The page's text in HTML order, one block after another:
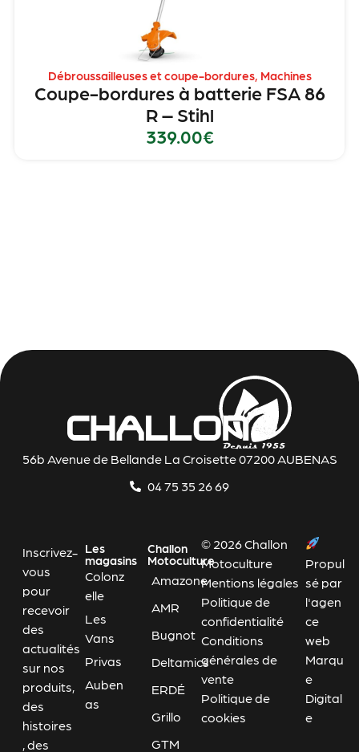
Débroussailleuses et coupe-bordures, Machines
Coupe-bordures à batterie FSA 86
R – Stihl
339.00€
56b Avenue de Bellande La Croisette 07200 AUBENAS
04 75 35 26 69
Inscrivez-
vous
pour
recevoir
des
actualités
sur nos
produits,
des
histoires
, des
Les
magasins
Colonz
elle
Les
Vans
Privas
Auben
as
Challon
Motoculture
Amazone
AMR
Bugnot
Deltamics
ERDÉ
Grillo
GTM
© 2026 Challon
Motoculture
Mentions légales
Politique de
confidentialité
Conditions
générales de
vente
Politique de
cookies
Propul
sé par
l'agen
ce
web
Marqu
e
Digital
e